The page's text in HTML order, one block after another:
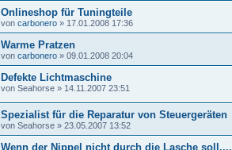
Onlineshop für Tuningteile
von carbonero » 17.01.2008 17:36
Warme Pratzen
von carbonero » 09.01.2008 20:04
Defekte Lichtmaschine
von Seahorse » 14.11.2007 23:51
Spezialist für die Reparatur von Steuergeräten
von Seahorse » 23.05.2007 13:52
Wenn der Nippel nicht durch die Lasche soll....